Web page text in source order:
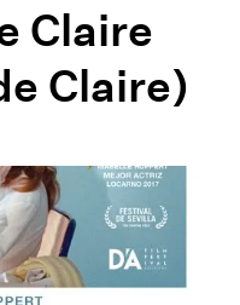
Claire
Claire)